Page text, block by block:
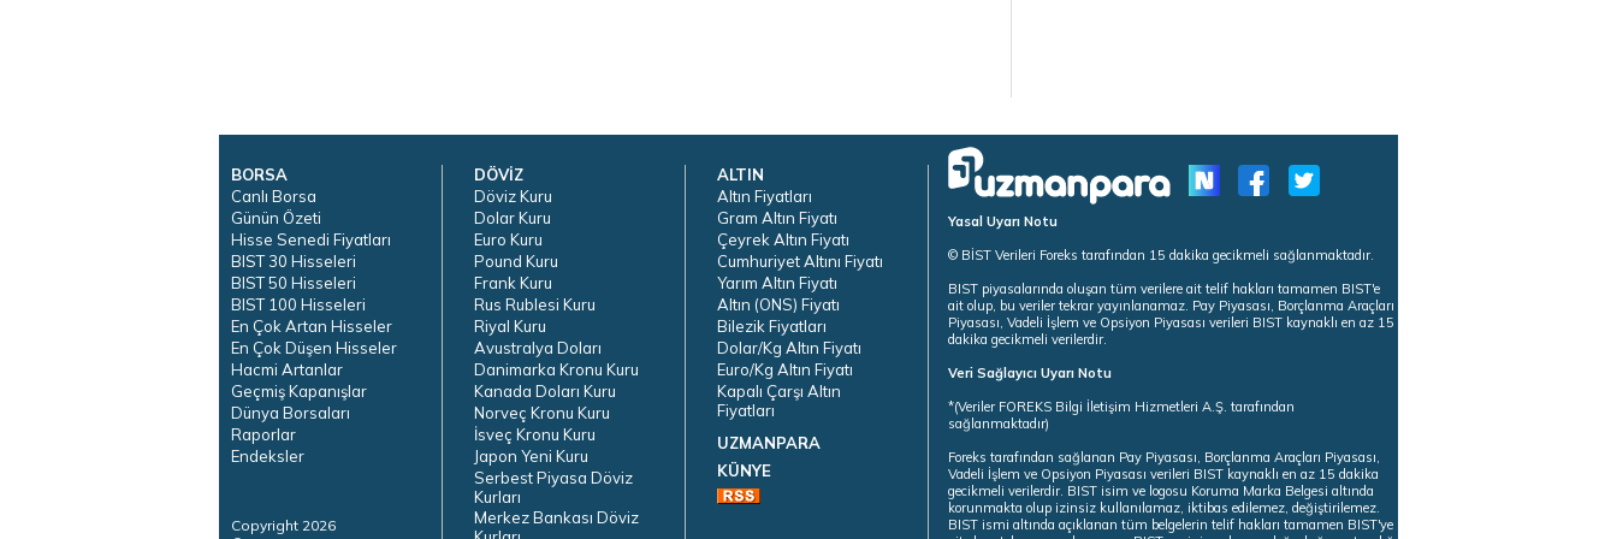
BORSA
Canlı Borsa
Günün Özeti
Hisse Senedi Fiyatları
BIST 30 Hisseleri
BIST 50 Hisseleri
BIST 100 Hisseleri
En Çok Artan Hisseler
En Çok Düşen Hisseler
Hacmi Artanlar
Geçmiş Kapanışlar
Dünya Borsaları
Raporlar
Endeksler
Copyright 2026
DÖVİZ
Döviz Kuru
Dolar Kuru
Euro Kuru
Pound Kuru
Frank Kuru
Rus Rublesi Kuru
Riyal Kuru
Avustralya Doları
Danimarka Kronu Kuru
Kanada Doları Kuru
Norveç Kronu Kuru
İsveç Kronu Kuru
Japon Yeni Kuru
Serbest Piyasa Döviz
Kurları
Merkez Bankası Döviz
ALTIN
Altın Fiyatları
Gram Altın Fiyatı
Çeyrek Altın Fiyatı
Cumhuriyet Altını Fiyatı
Yarım Altın Fiyatı
Altın (ONS) Fiyatı
Bilezik Fiyatları
Dolar/Kg Altın Fiyatı
Euro/Kg Altın Fiyatı
Kapalı Çarşı Altın
Fiyatları
UZMANPARA
KÜNYE
Yasal Uyarı Notu
© BİST Verileri Foreks tarafından 15 dakika gecikmeli sağlanmaktadır.
BIST piyasalarında oluşan tüm verilere ait telif hakları tamamen BIST'e
ait olup, bu veriler tekrar yayınlanamaz. Pay Piyasası, Borçlanma Araçları
Piyasası, Vadeli İşlem ve Opsiyon Piyasası verileri BIST kaynaklı en az 15
dakika gecikmeli verilerdir.
Veri Sağlayıcı Uyarı Notu
*(Veriler FOREKS Bilgi İletişim Hizmetleri A.Ş. tarafından
sağlanmaktadır)
Foreks tarafından sağlanan Pay Piyasası, Borçlanma Araçları Piyasası,
Vadeli İşlem ve Opsiyon Piyasası verileri BIST kaynaklı en az 15 dakika
gecikmeli verilerdir. BIST isim ve logosu Koruma Marka Belgesi altında
korunmakta olup izinsiz kullanılamaz, iktibas edilemez, değiştirilemez.
BIST ismi altında açıklanan tüm belgelerin telif hakları tamamen BIST'ye